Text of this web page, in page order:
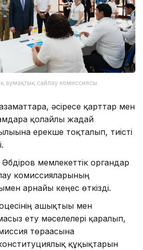
аумақтық сайлау комиссиясы
әсіресе қарттар мен
қолайлы жағдай
ерекше тоқталып, тиісті
мемлекеттік органдар
комиссияларының
арнайы кеңес өткізді.
ашықтығы мен
ету мәселелері қаралып,
төрағасына
құқықтарын